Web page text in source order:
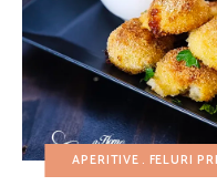
APERITIVE FELURI